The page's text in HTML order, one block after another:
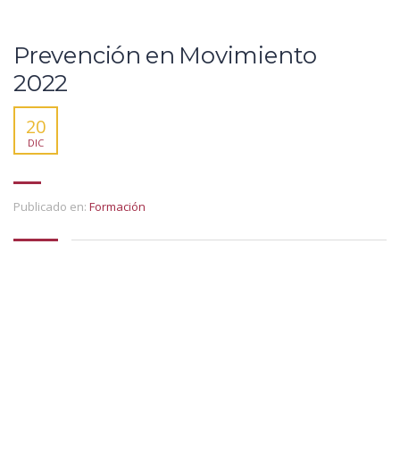
Prevención en Movimiento
2022
20
DIC
Publicado en: Formación